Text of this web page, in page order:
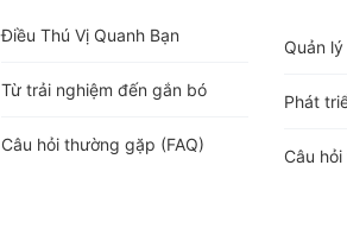
Điều Thú Vị Quanh Bạn
Từ trải nghiệm đến gắn bó
Câu hỏi thường gặp (FAQ)
Quản
Phát
Câu